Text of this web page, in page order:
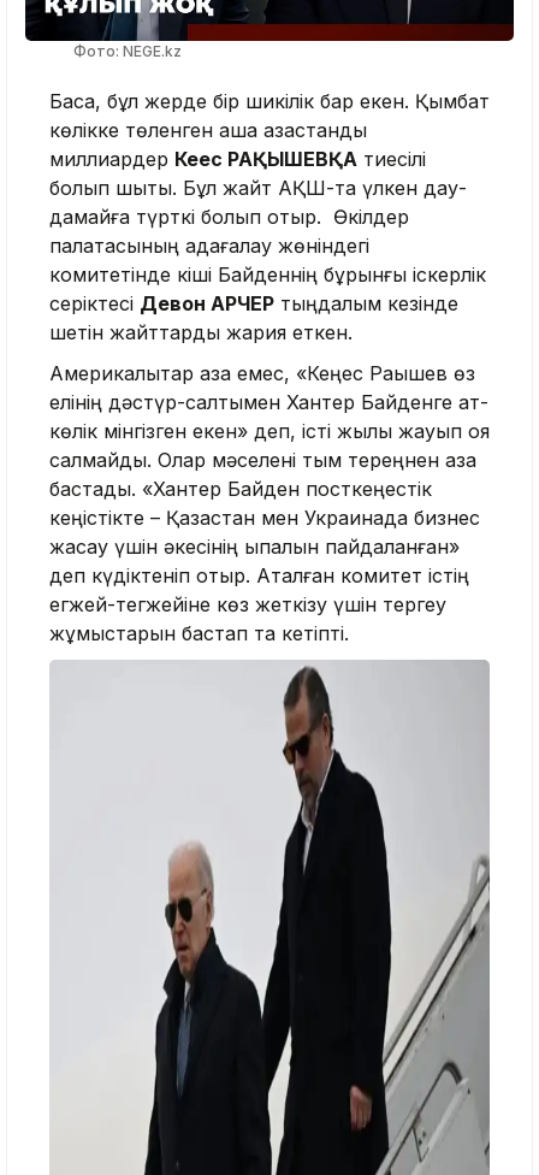
Фото: NEGE.kz
Бақсақ, бұл жерде бір шикілік бар екен. Қымбат
көлікке төленген ақша қазақстандық
миллиардер Кеңес РАҚЫШЕВҚА тиесілі
болып шықты. Бұл жайт АҚШ-та үлкен дау-
дамайға түрткі болып отыр. Өкілдер
палатасының қадағалау жөніндегі
комитетінде кіші Байденнің бұрынғы іскерлік
серіктесі Девон АРЧЕР тыңдалым кезінде
шетін жайттарды жария еткен.
Америкалықтар қазақ емес, «Кеңес Рақышев өз
елінің дәстүр-салтымен Хантер Байденге ат-
көлік мінгізген екен» деп, істі жылы жауып қоя
салмайды. Олар мәселені тым тереңнен қаза
бастады. «Хантер Байден посткеңестік
кеңістікте – Қазақстан мен Украинада бизнес
жасау үшін әкесінің ықпалын пайдаланған»
деп күдіктеніп отыр. Аталған комитет істің
егжей-тегжейіне көз жеткізу үшін тергеу
жұмыстарын бастап та кетіпті.